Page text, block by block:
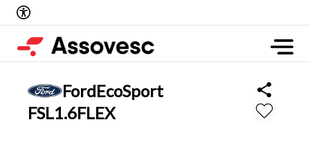
FordEcoSport
FSL1.6FLEX